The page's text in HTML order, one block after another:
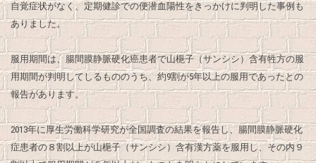
自覚症状がなく、定期健診での便潜血陽性をきっかけに判明した事例も
ありました。
服用期間は、腸間膜静脈硬化癌患者で山梔子（サンシシ）含有牲方の服
用期間が判明してしるもののうち、約9割が5年以上の服用であったとの
報告があります。
2013年に厚生労働科学研究が全国調査の結果を報告し、腸間膜静脈硬化
症患者の８割以上が山梔子（サンシシ）含有漢方薬を服用し、その内９